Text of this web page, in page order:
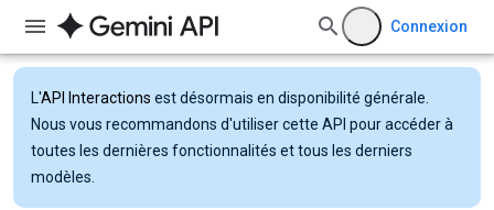
Connexion
L'API Interactions est désormais en disponibilité générale.
Nous vous recommandons d'utiliser cette API pour accéder à
toutes les dernières fonctionnalités et tous les derniers
modèles.